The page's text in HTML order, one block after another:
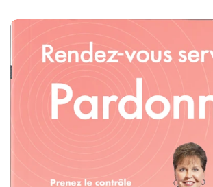
Joyce Meyer - Rendez-vous